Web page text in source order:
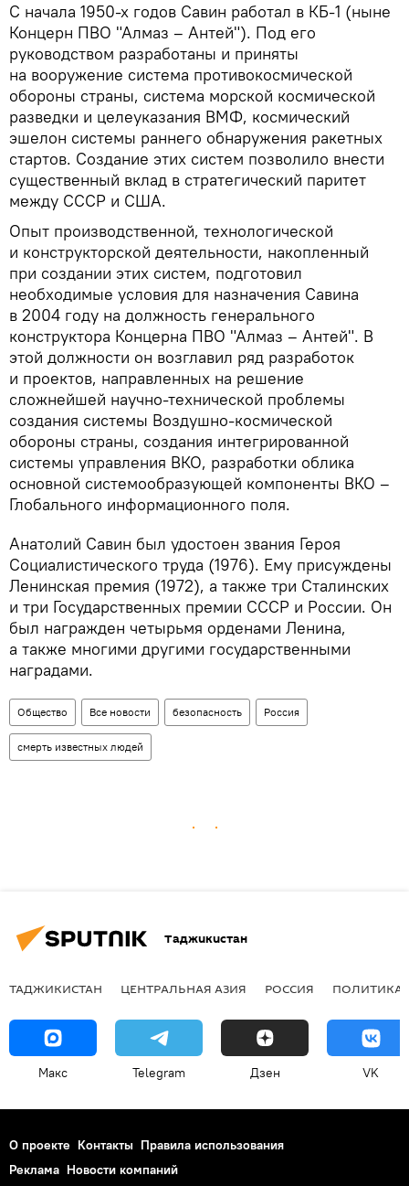
С начала 1950-х годов Савин работал в КБ-1 (ныне
Концерн ПВО "Алмаз – Антей"). Под его
руководством разработаны и приняты
на вооружение система противокосмической
обороны страны, система морской космической
разведки и целеуказания ВМФ, космический
эшелон системы раннего обнаружения ракетных
стартов. Создание этих систем позволило внести
существенный вклад в стратегический паритет
между СССР и США.
Опыт производственной, технологической
и конструкторской деятельности, накопленный
при создании этих систем, подготовил
необходимые условия для назначения Савина
в 2004 году на должность генерального
конструктора Концерна ПВО "Алмаз – Антей". В
этой должности он возглавил ряд разработок
и проектов, направленных на решение
сложнейшей научно-технической проблемы
создания системы Воздушно-космической
обороны страны, создания интегрированной
системы управления ВКО, разработки облика
основной системообразующей компоненты ВКО –
Глобального информационного поля.
Анатолий Савин был удостоен звания Героя
Социалистического труда (1976). Ему присуждены
Ленинская премия (1972), а также три Сталинских
и три Государственных премии СССР и России. Он
был награжден четырьмя орденами Ленина,
а также многими другими государственными
наградами.
Общество Все новости безопасность Россия
смерть известных людей
Таджикистан
ТАДЖИКИСТАН ЦЕНТРАЛЬНАЯ АЗИЯ РОССИЯ ПОЛИТИКА
Макс Telegram Дзен VK
О проекте Контакты Правила использования
Реклама Новости компаний